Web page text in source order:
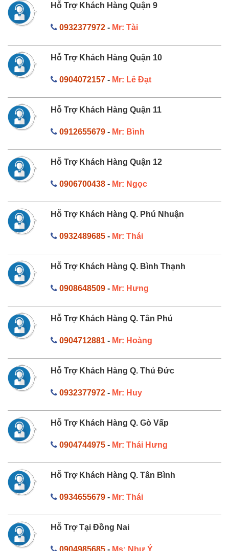
Hỗ Trợ Khách Hàng Quận 9
0932377972- Mr: Tài
Hỗ Trợ Khách Hàng Quận 10
0904072157- Mr: Lê Đạt
Hỗ Trợ Khách Hàng Quận 11
0912655679- Mr: Bình
Hỗ Trợ Khách Hàng Quận 12
0906700438- Mr: Ngọc
Hỗ Trợ Khách Hàng Q. Phú Nhuận
0932489685- Mr: Thái
Hỗ Trợ Khách Hàng Q. Bình Thạnh
0908648509- Mr: Hưng
Hỗ Trợ Khách Hàng Q. Tân Phú
0904712881- Mr: Hoàng
Hỗ Trợ Khách Hàng Q. Thủ Đức
0932377972- Mr: Huy
Hỗ Trợ Khách Hàng Q. Gò Vấp
0904744975- Mr: Thái Hưng
Hỗ Trợ Khách Hàng Q. Tân Bình
0934655679- Mr: Thái
Hỗ Trợ Tại Đồng Nai
0904985685- Ms: Như Ý